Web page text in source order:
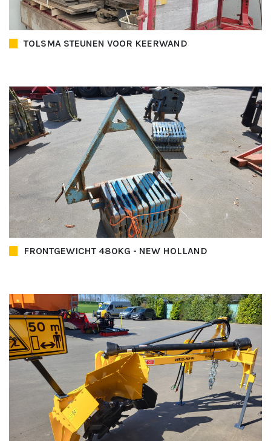
TOLSMA STEUNEN VOOR KEERWAND
FRONTGEWICHT 480KG - NEW HOLLAND